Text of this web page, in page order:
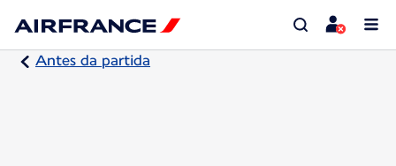
Antes da partida